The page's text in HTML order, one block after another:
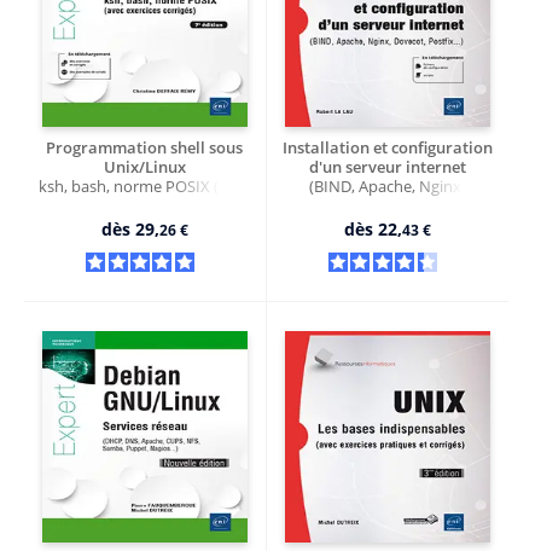
Programmation shell sous
Unix/Linux
ksh, bash, norme POSIX (avec
dès 29,26 €
Installation et configuration
d'un serveur internet
(BIND, Apache, Nginx,
dès 22,43 €